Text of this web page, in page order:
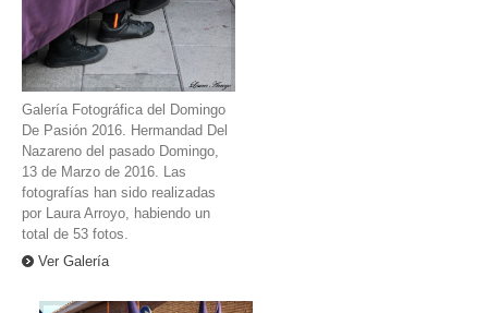
Galería Fotográfica del Domingo
De Pasión 2016. Hermandad Del
Nazareno del pasado Domingo,
13 de Marzo de 2016. Las
fotografías han sido realizadas
por Laura Arroyo, habiendo un
total de 53 fotos.
Ver Galería